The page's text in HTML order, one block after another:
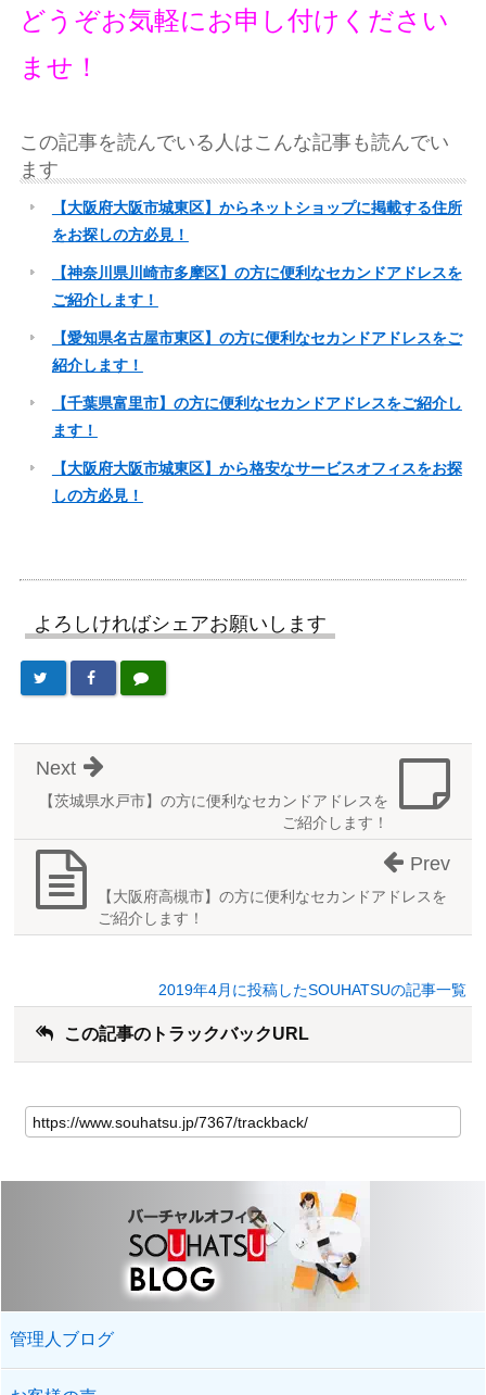
どうぞお気軽にお申し付けください
ませ！
この記事を読んでいる人はこんな記事も読んでい
ます
【大阪府大阪市城東区】からネットショップに掲載する住所
をお探しの方必見！
【神奈川県川崎市多摩区】の方に便利なセカンドアドレスを
ご紹介します！
【愛知県名古屋市東区】の方に便利なセカンドアドレスをご
紹介します！
【千葉県富里市】の方に便利なセカンドアドレスをご紹介し
ます！
【大阪府大阪市城東区】から格安なサービスオフィスをお探
しの方必見！
よろしければシェアお願いします
【茨城県水戸市】の方に便利なセカンドアドレスを
ご紹介します！
Next
【大阪府高槻市】の方に便利なセカンドアドレスを
ご紹介します！
Prev
2019年4月に投稿したSOUHATSUの記事一覧
この記事のトラックバックURL
管理人ブログ